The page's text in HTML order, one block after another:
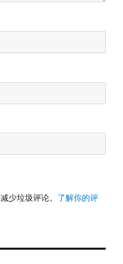
少垃圾评论。 了解你的评